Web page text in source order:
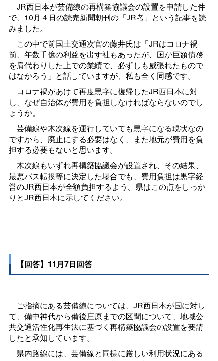
JR西日本が芸備線の再構築協議会の設置を申請した件
で、10月４日の読売新聞朝刊の「JR考」という記事を読
みました。
この中で前国土交通次官の藤井氏は「JRはコロナ禍
前、年数千億の利益を出す社もあったが、国が巨額債務
を肩代わりした上での業績で、必ずしも威張れたもので
はなかろう」と話していますが、私も全く同感です。
コロナ禍があけて再度黒字に復帰したJR西日本に対
し、なぜ自治体が費用を負担しなければならないのでし
ょうか。
芸備線や木次線を運行していても黒字になる現状なの
ですから、廃止にする必要はなく、また地元が費用を負
担する必要もないと思います。
木次線もいずれ再構築協議会が設置され、その結果、
最悪バス転換等に決定した場合でも、費用負担は黒字経
営のJR西日本が全額負担するよう、県はこの点をしっか
りとJR西日本に示してください。
【回答】11月7日回答
ご指摘にある芸備線については、JR西日本が国に対し
て、備中神代から備後庄原までの区間について、地域公
共交通活性化再生法に基づく再構築協議会の設置を要請
したと承知しています。
県内路線には、芸備線と同様に厳しい利用状況にある